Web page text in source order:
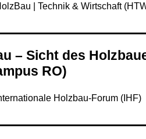
| Technik & Wirtschaft
– Sicht des
RO)
Holzbau-Forum (IHF)